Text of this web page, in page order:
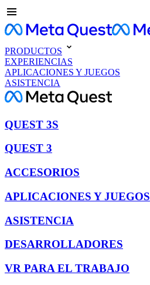
PRODUCTOS
EXPERIENCIAS
APLICACIONES Y JUEGOS
ASISTENCIA
QUEST 3S
QUEST 3
ACCESORIOS
APLICACIONES Y JUEGOS
ASISTENCIA
DESARROLLADORES
VR PARA EL TRABAJO